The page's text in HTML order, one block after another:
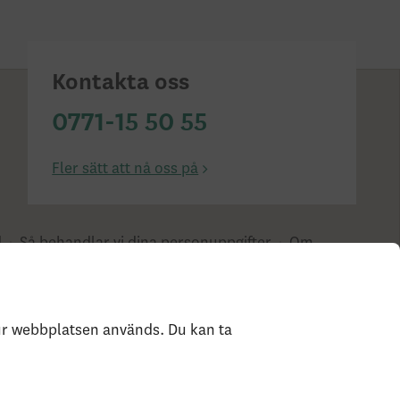
Kontakta oss
0771-15 50 55
Fler sätt att nå oss på
Så behandlar vi dina personuppgifter
Om
webbplatsen används. Du kan ta